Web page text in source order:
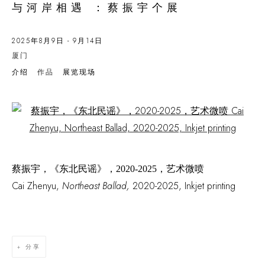
与河岸相遇 ：蔡振宇个展
2025年8月9日 - 9月14日
厦门
介绍
作品 展览现场
Open a larger version of the following image in a popup:
蔡振宇，《东北民谣》， 2020-2025，艺术微喷
Cai Zhenyu, Northeast Ballad, 2020-2025, Inkjet printing
分享